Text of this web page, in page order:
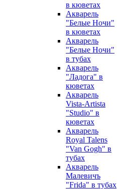
в кюветах
Акварель
"Белые Ночи"
в кюветах
Акварель
"Белые Ночи"
в тубах
Акварель
"Ладога" в
кюветах
Акварель
Vista-Artista
"Studio" в
кюветах
Акварель
Royal Talens
"Van Gogh" в
тубах
Акварель
Малевичъ
"Frida" в тубах